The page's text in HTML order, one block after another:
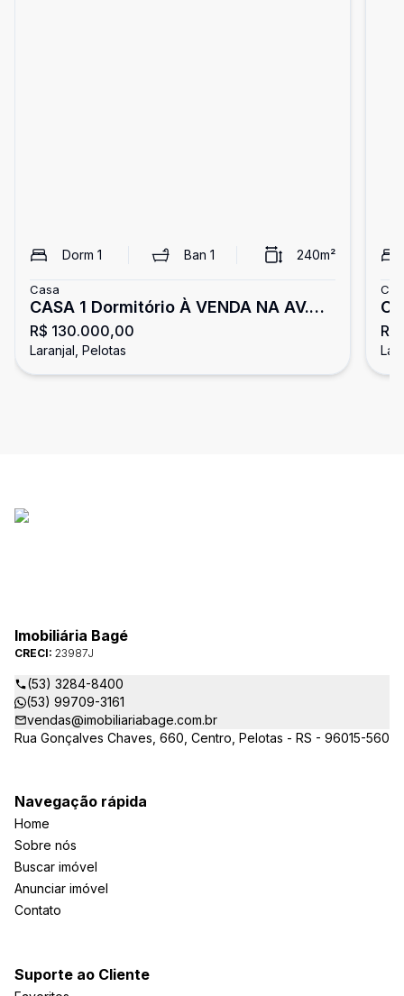
Dorm 1 Ban 1 240m²
Casa
CASA 1 Dormitório À VENDA NA AV.
CEARÁ - BALNEÁRIO DOS PRAZERES
PELOTAS
R$ 130.000,00
Laranjal, Pelotas
Imobiliária Bagé
CRECI: 23987J
(53) 3284-8400
(53) 99709-3161
vendas@imobiliariabage.com.br
Rua Gonçalves Chaves, 660, Centro, Pelotas - RS - 96015-560
Navegação rápida
Home
Sobre nós
Buscar imóvel
Anunciar imóvel
Contato
Suporte ao Cliente